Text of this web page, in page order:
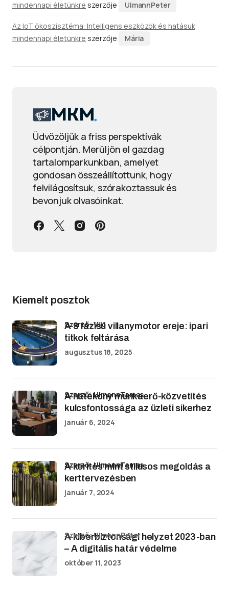
mindennapi életünkre szerzője UlmannPeter
Az IoT ökoszisztéma: Intelligens eszközök és hatásuk
mindennapi életünkre szerzője Mária
Üdvözöljük a friss perspektívák
célpontján. Merüljön el gazdag
tartalomparkunkban, amelyet
gondosan összeállítottunk, hogy
felvilágosítsuk, szórakoztassuk és
bevonjuk olvasóinkat.
Kiemelt posztok
A 3 fázisú villanymotor ereje: ipari
titkok feltárása
Szerző: Viki
augusztus 18, 2025
A hatékony munkaerő-közvetítés
kulcsfontossága az üzleti sikerhez
Szerző: UlmannTamas
január 6, 2024
A kerítés mint stílusos megoldás a
kerttervezésben
Szerző: UlmannTamas
január 7, 2024
A kiberbiztonsági helyzet 2023-ban
– A digitális határ védelme
Szerző: UlmannPeter
október 11, 2023